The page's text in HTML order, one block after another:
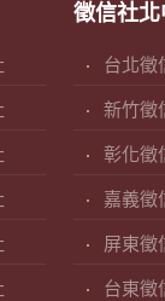
徵信社北
台北徵
新竹徵
彰化徵
嘉義徵
屏東徵
台東徵